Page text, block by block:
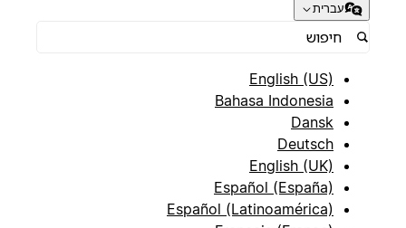
עברית
English (US)
Bahasa Indonesia
Dansk
Deutsch
English (UK)
Español (España)
Español (Latinoamérica)